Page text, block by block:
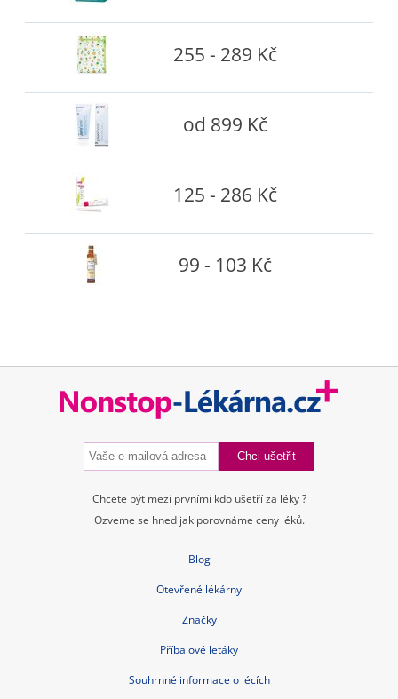
255 - 289 Kč
od 899 Kč
125 - 286 Kč
99 - 103 Kč
Chcete být mezi prvními kdo ušetří za léky ?
Ozveme se hned jak porovnáme ceny léků.
Blog
Otevřené lékárny
Značky
Příbalové letáky
Souhrnné informace o lécích